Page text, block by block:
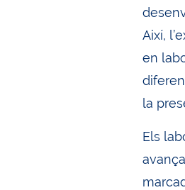
Així,
en
la
Els